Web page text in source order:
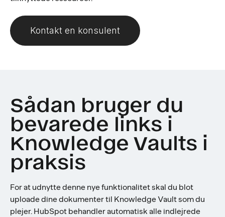
Kontakt en konsulent
Sådan bruger du
bevarede links i
Knowledge Vaults i
praksis
For at udnytte denne nye funktionalitet skal du blot
uploade dine dokumenter til Knowledge Vault som du
plejer. HubSpot behandler automatisk alle indlejrede